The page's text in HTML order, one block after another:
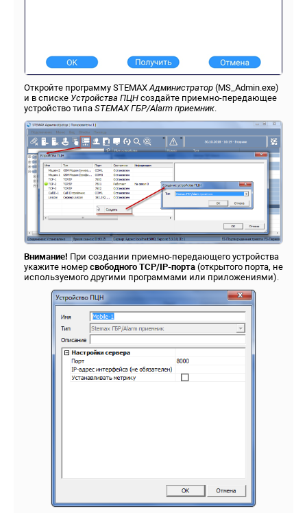
Откройте программу STEMAXАдминистратор (MS_Admin.exe)
и в списке Устройства ПЦН создайте приемно-передающее
устройство типа STEMAX ГБР/Alarm приемник.
Внимание! При создании приемно-передающего устройства
укажите номер свободного TCP/IP-порта (открытого порта, не
используемого другими программами или приложениями).